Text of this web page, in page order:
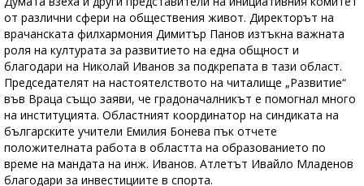
от различни сфери на обществения живот. Директорът на
врачанската филхармония Димитър Панов изтъкна важната
роля на културата за развитието на една общност и
благодари на Николай Иванов за подкрепата в тази област.
Председателят на настоятелството на читалище „Развитие“
във Враца също заяви, че градоначалникът е помогнал много
на институцията. Областният координатор на синдиката на
българските учители Емилия Бонева пък отчете
положителната работа в областта на образованието по
време на мандата на инж. Иванов. Атлетът Ивайло Младенов
благодари за инвестициите в спорта.